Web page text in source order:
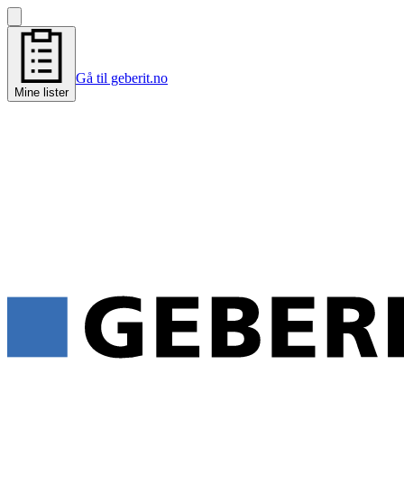
Mine lister
Gå til geberit.no